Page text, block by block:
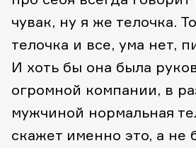
чувак, ну я же телочка.
телочка и все, ума нет,
И хоть бы она была
огромной компании, в
мужчиной нормальная
скажет именно это, а не